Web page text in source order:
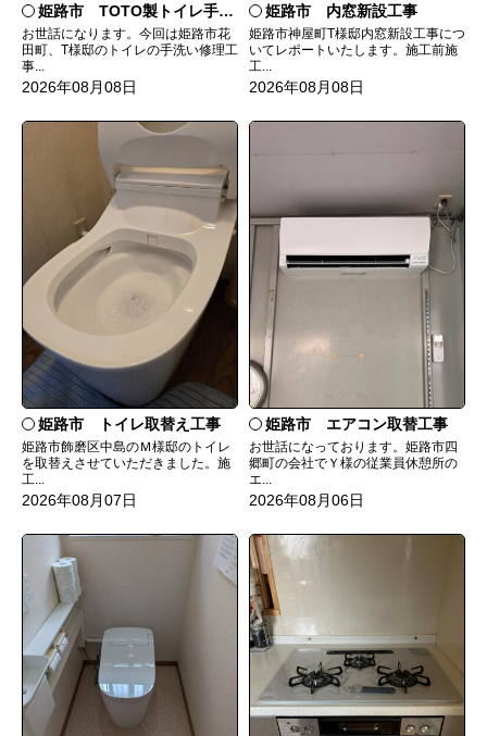
姫路市 TOTO製トイレ手洗いの水漏れ修理
お世話になります。今回は姫路市花
田町、T様邸のトイレの手洗い修理工
事...
2026年08月08日
姫路市 内窓新設工事
姫路市神屋町T様邸内窓新設工事につ
いてレポートいたします。施工前施
工...
2026年08月08日
姫路市 トイレ取替え工事
姫路市飾磨区中島のＭ様邸のトイレ
を取替えさせていただきました。施
工...
2026年08月07日
姫路市 エアコン取替工事
お世話になっております。姫路市四
郷町の会社でＹ様の従業員休憩所の
エ...
2026年08月06日